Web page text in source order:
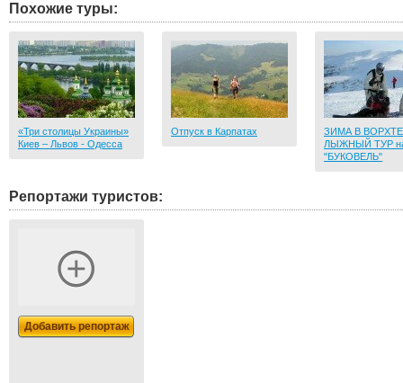
Похожие туры:
«Три столицы Украины»
Киев – Львов - Одесса
Отпуск в Карпатах
ЗИМА В ВОРХТЕ
ЛЫЖНЫЙ ТУР
"БУКОВЕЛЬ"
Репортажи туристов:
Добавить репортаж